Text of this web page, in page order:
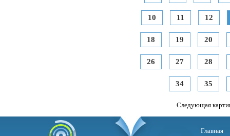
10 11 12
18 19 20
26 27 28
34 35
Следующая
Главная